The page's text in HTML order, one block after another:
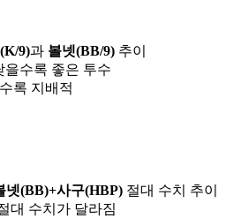
9)과 볼넷(BB/9) 추이
을수록 좋은 투수
록 지배적
넷(BB)+사구(HBP) 절대 수치 추이
대 수치가 달라짐